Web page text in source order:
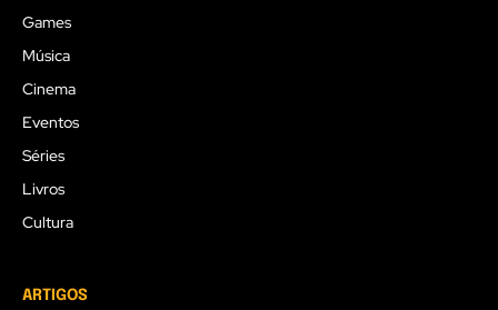
Games
Música
Cinema
Eventos
Séries
Livros
Cultura
ARTIGOS